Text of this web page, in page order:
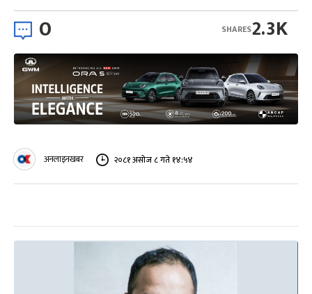
0 2.3K
SHARES
अनलाइनखबर २०८१ असोज ८ गते १४:५४